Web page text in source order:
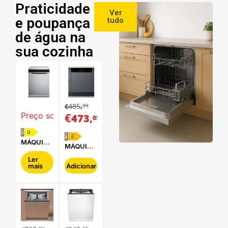
Praticidade
e poupança
de água na
sua cozinha
Ver
tudo
Preço sob consulta
D
MÁQUINA
DE LAVAR
LOUÇA
WHIRLPOOL
- WFC
Ler
mais
€485,99
€473,05
E
MÁQUINA
LOUÇA
HOTPOINT
Adicionar